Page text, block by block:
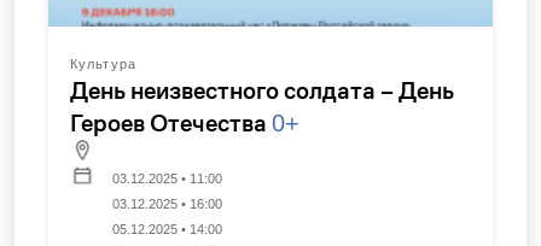
Культура
День неизвестного солдата – День
Героев Отечества 0+
03.12.2025 • 11:00
03.12.2025 • 16:00
05.12.2025 • 14:00